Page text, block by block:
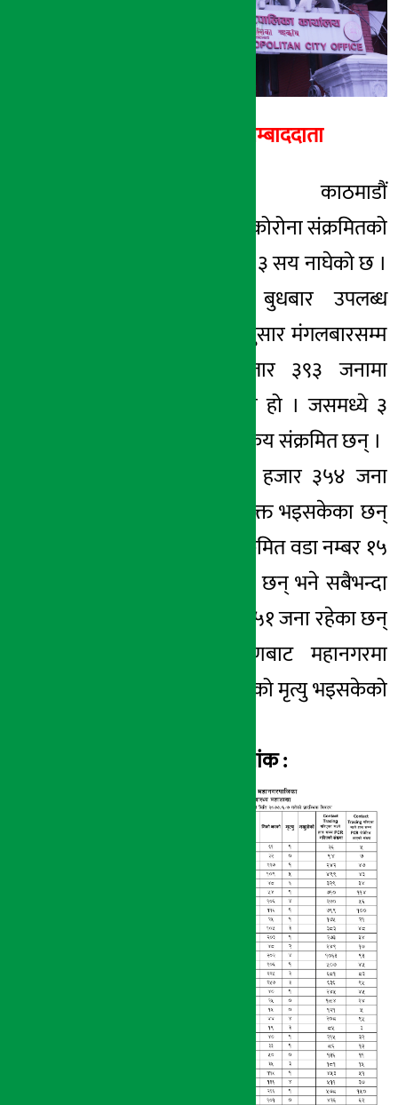
अर्थ सरोकार सम्बाददाता
काठमाडौं । काठमाडौं
महानगरपालिकामा कोरोना संक्रमितको
कुल संख्या ७ हजार ३ सय नाघेको छ ।
महानगरपालिकाले बुधबार उपलब्ध
गराएको तथ्यांकअनुसार मंगलबारसम्म
महानगरमा ७ हजार ३९३ जनामा
संक्रमण पुष्टी भएको हो । जसमध्ये ३
हजार ६१३ जना संक्रिय संक्रमित छन् ।
यस्तै महानगरमा ३ हजार ३५४ जना
संक्रमित संक्रमण मुक्त भइसकेका छन्
। सबैभन्दा बढी संक्रमित वडा नम्बर १५
मा ६८४ जना रहेका छन् भने सबैभन्दा
कम २ नम्बर वडामा ५१ जना रहेका छन्
। कोरोना संक्रमणबाट महानगरमा
अहिलेसम्म ६१ जनाको मृत्यु भइसकेको
हेर्नुहोस वडागत तथ्यांक :